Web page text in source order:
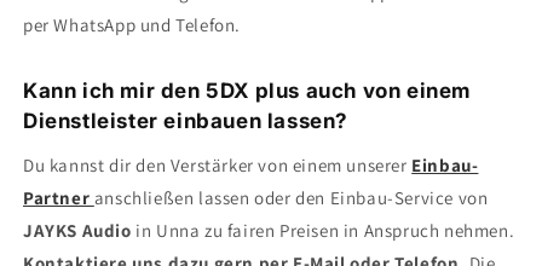
per WhatsApp und Telefon.
Kann ich mir den 5DX plus auch von einem
Dienstleister einbauen lassen?
Du kannst dir den Verstärker von einem unserer Einbau-
Partner anschließen lassen oder den Einbau-Service von
JAYKS Audio in Unna zu fairen Preisen in Anspruch nehmen.